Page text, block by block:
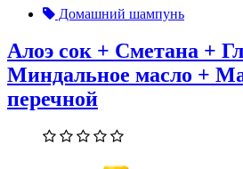
Домашний шампунь
Алоэ сок + Сметана +
Миндальное масло +
перечной